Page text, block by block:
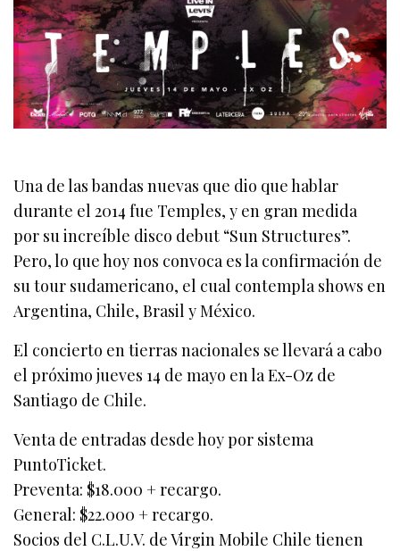
Una de las bandas nuevas que dio que hablar
durante el 2014 fue Temples, y en gran medida
por su increíble disco debut “Sun Structures”.
Pero, lo que hoy nos convoca es la confirmación de
su tour sudamericano, el cual contempla shows en
Argentina, Chile, Brasil y México.
El concierto en tierras nacionales se llevará a cabo
el próximo jueves 14 de mayo en la Ex-Oz de
Santiago de Chile.
Venta de entradas desde hoy por sistema
PuntoTicket.
Preventa: $18.000 + recargo.
General: $22.000 + recargo.
Socios del C.L.U.V. de Virgin Mobile Chile tienen